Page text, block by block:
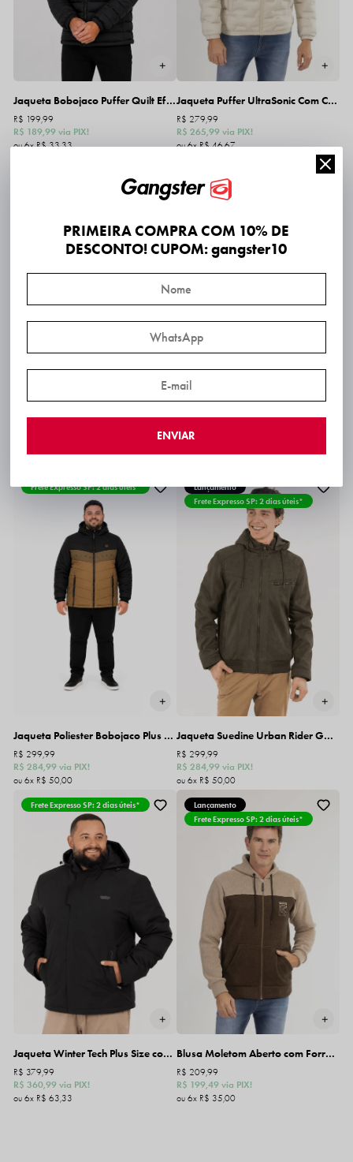
Jaqueta Bobojaco Puffer Quilt Effect Com Capuz Removível
R$ 189,99 via PIX!
R$ 199,99
6xR$ 33,33
Jaqueta Puffer UltraSonic Com Capuz Removível
R$ 265,99 via PIX!
R$ 279,99
6xR$ 46,67
Jaqueta Poliester Bobojaco Plus Size Gangster
10% OFF
R$ 289,99
Frete Expresso SP: 2 dias úteis*
Jaqueta Poliester Bobojaco Plus Size Gangster
R$ 284,99 via PIX!
R$ 299,99
6x R$ 50,00
Lançamento
Frete Expresso SP: 2 dias úteis*
Jaqueta Suedine Urban Rider Gangster
R$ 284,99 via PIX!
R$ 299,99
6x R$ 50,00
Frete Expresso SP: 2 dias úteis*
Jaqueta Winter Tech Plus Size com Capuz Removível
R$ 360,99 via PIX!
R$ 379,99
6x R$ 63,33
Lançamento
Frete Expresso SP: 2 dias úteis*
Blusa Moletom Aberto com Forro Gangster
R$ 199,49 via PIX!
R$ 209,99
6x R$ 35,00
PRIMEIRA COMPRA COM 10% DE
DESCONTO! CUPOM: gangster10
ENVIAR